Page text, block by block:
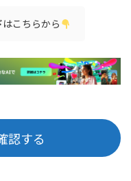
はこちらから
認する